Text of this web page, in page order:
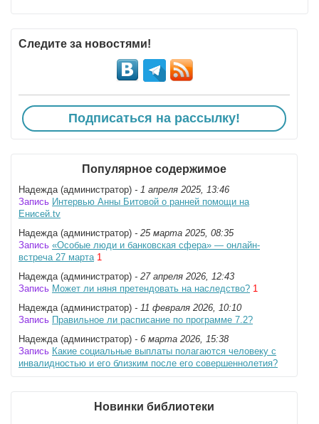
Следите за новостями!
Подписаться на рассылку!
Популярное содержимое
Надежда (администратор) - 1 апреля 2025, 13:46
Запись Интервью Анны Битовой о ранней помощи на
Енисей.tv
Надежда (администратор) - 25 марта 2025, 08:35
Запись «Особые люди и банковская сфера» — онлайн-
встреча 27 марта 1
Надежда (администратор) - 27 апреля 2026, 12:43
Запись Может ли няня претендовать на наследство? 1
Надежда (администратор) - 11 февраля 2026, 10:10
Запись Правильное ли расписание по программе 7.2?
Надежда (администратор) - 6 марта 2026, 15:38
Запись Какие социальные выплаты полагаются человеку с
инвалидностью и его близким после его совершеннолетия?
Новинки библиотеки